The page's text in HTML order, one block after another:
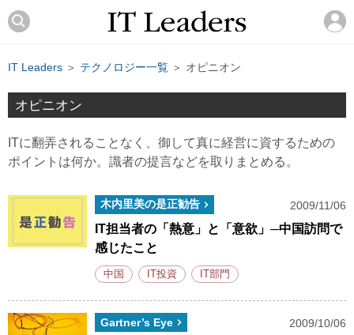
IT Leaders ＞ テクノロジー一覧 ＞ オピニオン
オピニオン
ITに翻弄されることなく、御して真に経営に資するための
ポイントは何か。識者の提言などを取りまとめる。
木内里美の是正勧告 2009/11/06
IT担当者の「熱意」と「意欲」─中国訪問で
感じたこと
中国 IT投資 IT部門
Gartner’s Eye 2009/10/06